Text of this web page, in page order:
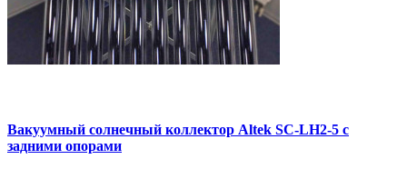
Вакуумный солнечный коллектор Altek SC-LH2-5 с
задними опорами